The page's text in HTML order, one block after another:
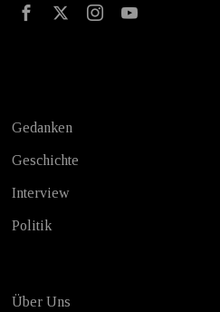
Gedanken
Geschichte
Interview
Politik
Über Uns